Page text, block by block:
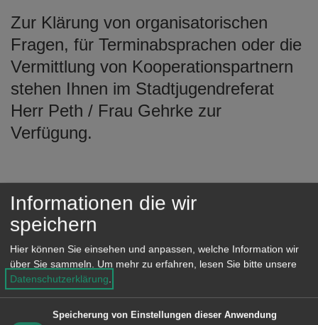
Zur Klärung von organisatorischen
Fragen, für Terminabsprachen oder die
Vermittlung von Kooperationspartnern
stehen Ihnen im Stadtjugendreferat
Herr Peth / Frau Gehrke zur
Verfügung.
Link
Ferien
Unsere Anschrift
Informationen die wir
speichern
Hier können Sie einsehen und anpassen, welche Information wir
über Sie sammeln. Um mehr zu erfahren, lesen Sie bitte unsere
Datenschutzerklärung.
Speicherung von Einstellungen dieser Anwendung